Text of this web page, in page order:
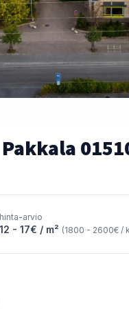
hinta-arvio
- 17€ / m² (1800 - 2600€ /